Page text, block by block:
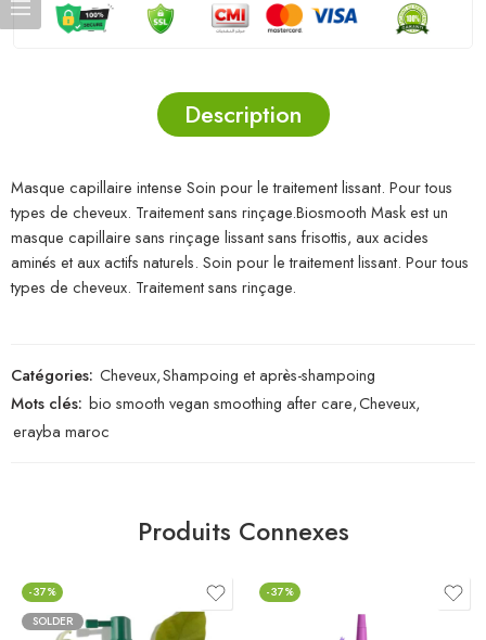
Description
Masque capillaire intense Soin pour le traitement lissant. Pour tous
types de cheveux. Traitement sans rinçage.Biosmooth Mask est un
masque capillaire sans rinçage lissant sans frisottis, aux acides
aminés et aux actifs naturels. Soin pour le traitement lissant. Pour tous
types de cheveux. Traitement sans rinçage.
Catégories: Cheveux,Shampoing et après-shampoing
Mots clés: bio smooth vegan smoothing after care,Cheveux,
erayba maroc
Produits Connexes
-37%
SOLDER
-37%